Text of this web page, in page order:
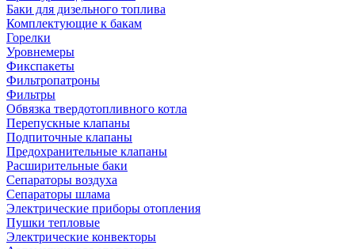
Баки для дизельного топлива
Комплектующие к бакам
Горелки
Уровнемеры
Фикспакеты
Фильтропатроны
Фильтры
Обвязка твердотопливного котла
Перепускные клапаны
Подпиточные клапаны
Предохранительные клапаны
Расширительные баки
Сепараторы воздуха
Сепараторы шлама
Электрические приборы отопления
Пушки тепловые
Электрические конвекторы